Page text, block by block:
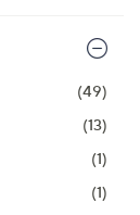
(49)
(13)
(1)
(1)